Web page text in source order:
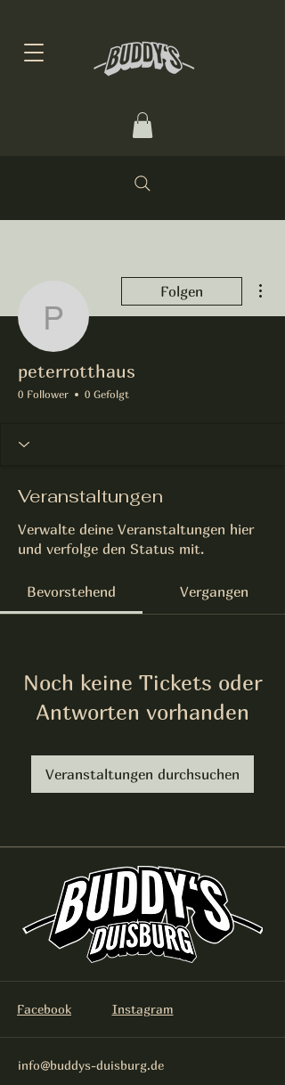
peterrotthaus
Folgen
peterrotthaus
0 Follower 0 Gefolgt
Veranstaltungen
Verwalte deine Veranstaltungen hier
und verfolge den Status mit.
Bevorstehend Vergangen
Noch keine Tickets oder
Antworten vorhanden
Veranstaltungen durchsuchen
Facebook Instagram
info@buddys-duisburg.de